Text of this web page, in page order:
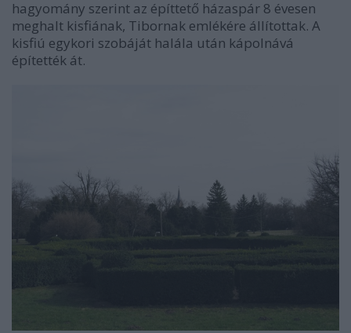
hagyomány szerint az építtető házaspár 8 évesen
meghalt kisfiának, Tibornak emlékére állítottak. A
kisfiú egykori szobáját halála után kápolnává
építették át.